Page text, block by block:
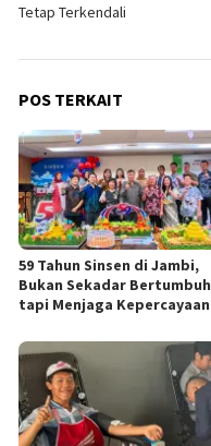
Tetap Terkendali
POS TERKAIT
59 Tahun Sinsen di Jambi,
Bukan Sekadar Bertumbuh
tapi Menjaga Kepercayaan